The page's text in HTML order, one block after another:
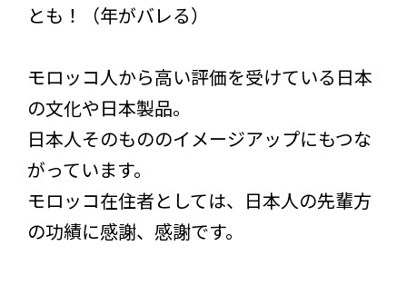
とも！（年がバレる）
モロッコ人から高い評価を受けている日本
の文化や日本製品。
日本人そのもののイメージアップにもつな
がっています。
モロッコ在住者としては、日本人の先輩方
の功績に感謝、感謝です。